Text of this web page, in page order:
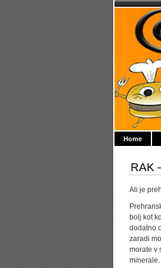
Home
RAK
Ali je
bolj kot
dodatno
zaradi
morate v